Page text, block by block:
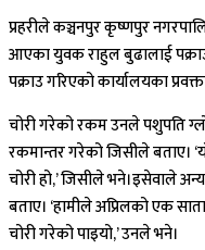
प्रहरीले कञ्चनपुर कृष्णपुर
आएका युवक राहुल बुढालाई
पक्राउ गरिएको कार्यालयका
चोरी गरेको रकम उनले पशुपति
रकमान्तर गरेको जिसीले बताए।
चोरी हो,’ जिसीले भने।इसेवाले
बताए। ‘हामीले अप्रिलको एक
चोरी गरेको पाइयो,’ उनले भने।